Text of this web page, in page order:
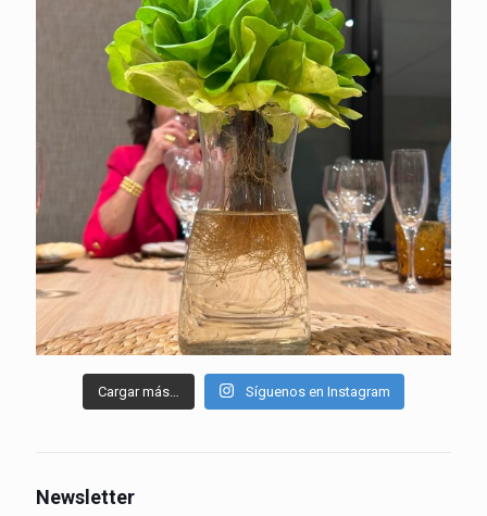
Cargar más… Síguenos en Instagram
Newsletter